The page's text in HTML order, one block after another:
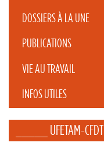
DOSSIERS À LA UNE
PUBLICATIONS
VIE AU TRAVAIL
INFOS UTILES
_____ UFETAM-CFDT